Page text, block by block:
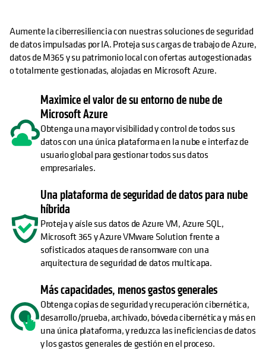
Aumente la ciberresiliencia con nuestras soluciones de seguridad
de datos impulsadas por IA. Proteja sus cargas de trabajo de Azure,
datos de M365 y su patrimonio local con ofertas autogestionadas
o totalmente gestionadas, alojadas en Microsoft Azure.
Maximice el valor de su entorno de nube de
Microsoft Azure
Obtenga una mayor visibilidad y control de todos sus
datos con una única plataforma en la nube e interfaz de
usuario global para gestionar todos sus datos
empresariales.
Una plataforma de seguridad de datos para nube
híbrida
Proteja y aísle sus datos de Azure VM, Azure SQL,
Microsoft 365 y Azure VMware Solution frente a
sofisticados ataques de ransomware con una
arquitectura de seguridad de datos multicapa.
Más capacidades, menos gastos generales
Obtenga copias de seguridad y recuperación cibernética,
desarrollo/prueba, archivado, bóveda cibernética y más en
una única plataforma, y reduzca las ineficiencias de datos
y los gastos generales de gestión en el proceso.